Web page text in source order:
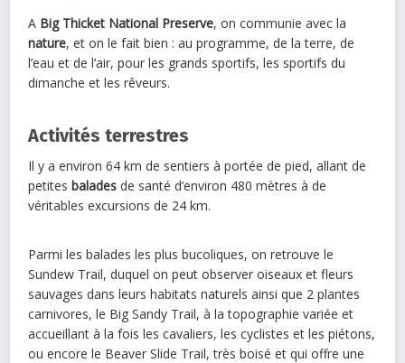
A Big Thicket National Preserve, on communie avec la
nature, et on le fait bien : au programme, de la terre, de
l’eau et de l’air, pour les grands sportifs, les sportifs du
dimanche et les rêveurs.
Activités terrestres
Il y a environ 64 km de sentiers à portée de pied, allant de
petitesbalades de santé d’environ 480 mètres à de
véritables excursions de 24 km.
Parmi les balades les plus bucoliques, on retrouve le
Sundew Trail, duquel on peut observer oiseaux et fleurs
sauvages dans leurs habitats naturels ainsi que 2 plantes
carnivores, le Big Sandy Trail, à la topographie variée et
accueillant à la fois les cavaliers, les cyclistes et les piétons,
ou encore le Beaver Slide Trail, très boisé et qui offre une